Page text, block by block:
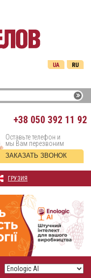
RU
UA
+38 050 392 11 92
Оставьте телефон и
мы Вам перезвоним
ЗАКАЗАТЬ ЗВОНОК
ГРУЗИЯ